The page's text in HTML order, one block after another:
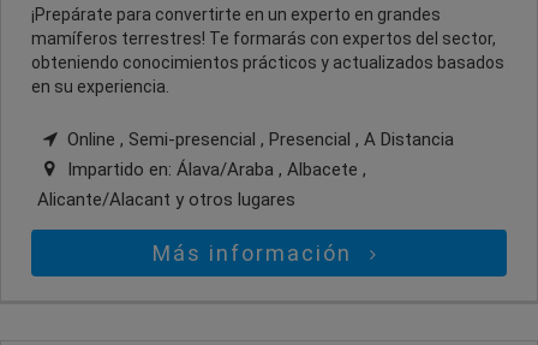
¡Prepárate para convertirte en un experto en grandes
mamíferos terrestres! Te formarás con expertos del sector,
obteniendo conocimientos prácticos y actualizados basados
en su experiencia.
Online , Semi-presencial , Presencial , A Distancia
Impartido en: Álava/Araba , Albacete ,
Alicante/Alacant y otros lugares
Más información